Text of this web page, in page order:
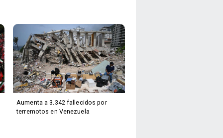
Aumenta a 3.342 fallecidos por
terremotos en Venezuela